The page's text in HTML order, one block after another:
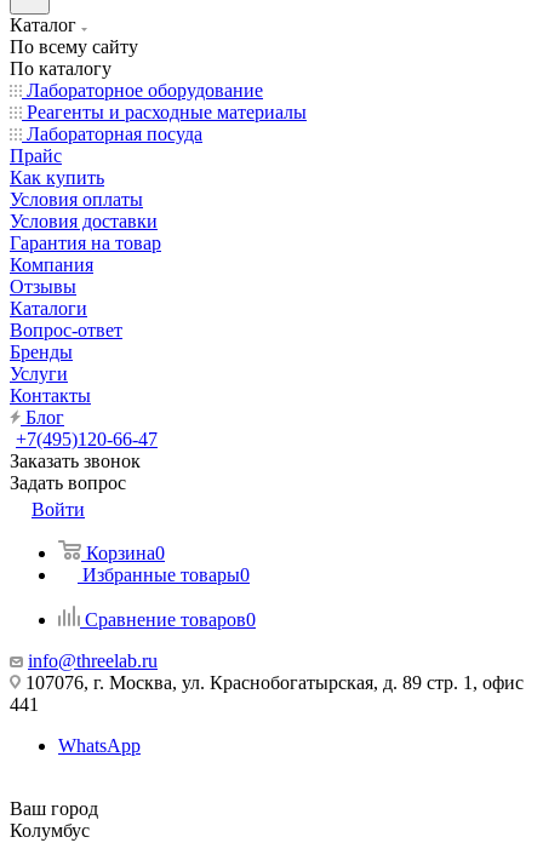
Каталог
По всему сайту
По каталогу
Лабораторное оборудование
Реагенты и расходные материалы
Лабораторная посуда
Прайс
Как купить
Условия оплаты
Условия доставки
Гарантия на товар
Компания
Отзывы
Каталоги
Вопрос-ответ
Бренды
Услуги
Контакты
Блог
+7(495)120-66-47
Заказать звонок
Задать вопрос
Войти
Корзина0
Избранные товары0
Сравнение товаров0
info@threelab.ru
107076, г. Москва, ул. Краснобогатырская, д. 89 стр. 1, офис
441
WhatsApp
Ваш город
Колумбус